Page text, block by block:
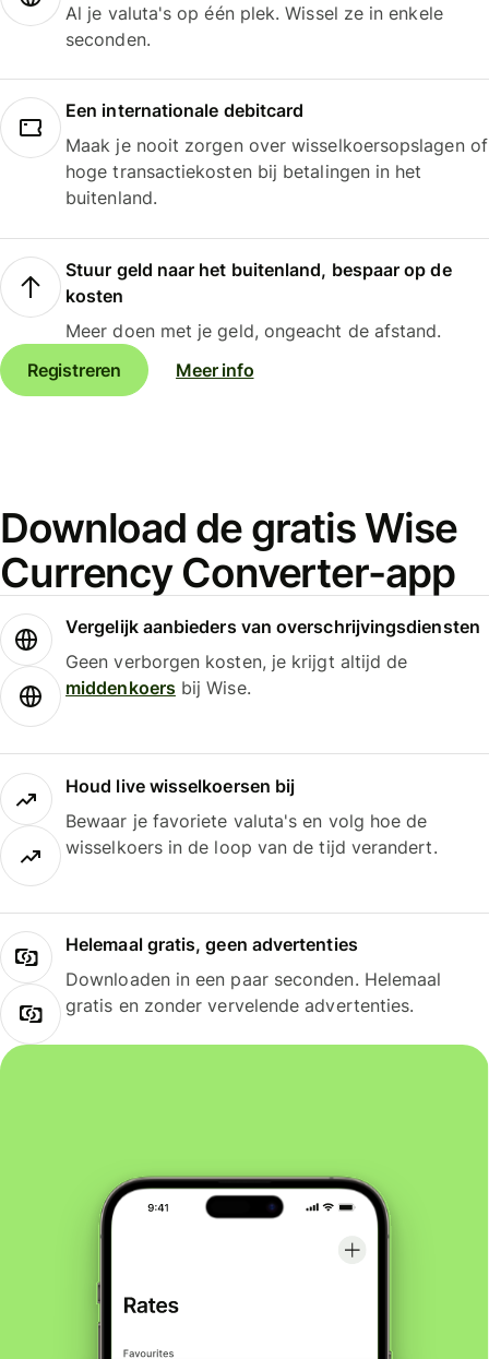
Al je valuta's op één plek. Wissel ze in enkele
seconden.
Een internationale debitcard
Maak je nooit zorgen over wisselkoersopslagen of
hoge transactiekosten bij betalingen in het
buitenland.
Stuur geld naar het buitenland, bespaar op de
kosten
Meer doen met je geld, ongeacht de afstand.
Registreren
Meer info
Download de gratis Wise
Currency Converter-app
Vergelijk aanbieders van overschrijvingsdiensten
Geen verborgen kosten, je krijgt altijd de
middenkoersbij Wise.
Houd live wisselkoersen bij
Bewaar je favoriete valuta's en volg hoe de
wisselkoers in de loop van de tijd verandert.
Helemaal gratis, geen advertenties
Downloaden in een paar seconden. Helemaal
gratis en zonder vervelende advertenties.